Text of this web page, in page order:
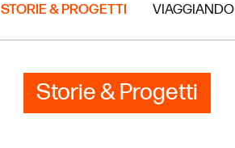
STORIE & PROGETTI VIAGGIANDO
Storie & Progetti